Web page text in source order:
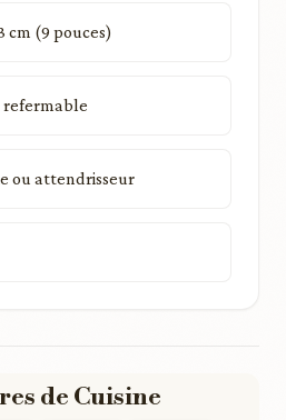
cm (9 pouces)
refermable
ou attendrisseur
de Cuisine